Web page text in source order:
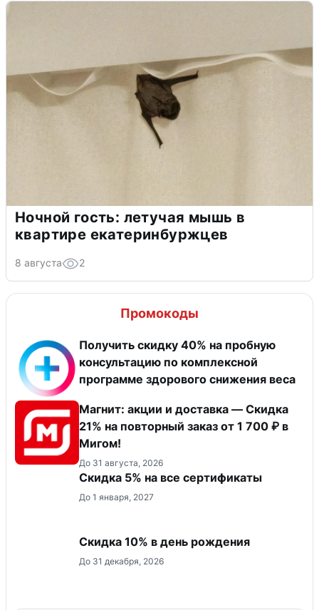
Ночной гость: летучая мышь в
квартире екатеринбуржцев
8 августа 2
Промокоды
Получить скидку 40% на пробную
консультацию по комплексной
программе здорового снижения веса
Магнит: акции и доставка — Скидка
21% на повторный заказ от 1 700 ₽ в
Мигом!
До 31 августа, 2026
Скидка 5% на все сертификаты
До 1 января, 2027
Скидка 10% в день рождения
До 31 декабря, 2026